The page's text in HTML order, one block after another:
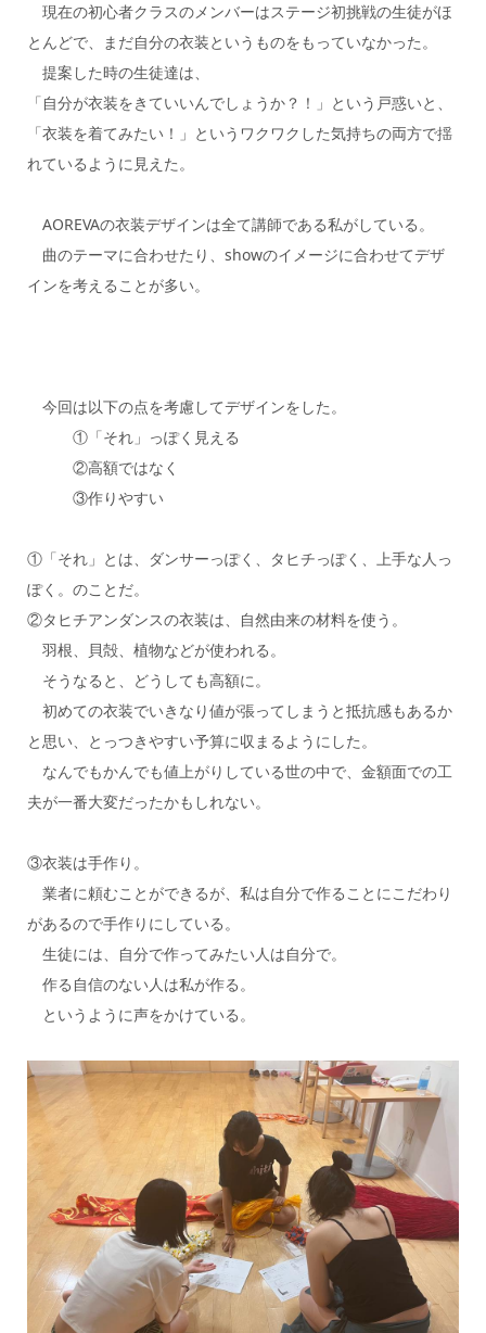
現在の初心者クラスのメンバーはステージ初挑戦の生徒がほ
とんどで、まだ自分の衣装というものをもっていなかった。
提案した時の生徒達は、
「自分が衣装をきていいんでしょうか？！」という戸惑いと、
「衣装を着てみたい！」というワクワクした気持ちの両方で揺
れているように見えた。
AOREVAの衣装デザインは全て講師である私がしている。
曲のテーマに合わせたり、showのイメージに合わせてデザ
インを考えることが多い。
今回は以下の点を考慮してデザインをした。
①「それ」っぽく見える
②高額ではなく
③作りやすい
①「それ」とは、ダンサーっぽく、タヒチっぽく、上手な人っ
ぽく。のことだ。
②タヒチアンダンスの衣装は、自然由来の材料を使う。
羽根、貝殻、植物などが使われる。
そうなると、どうしても高額に。
初めての衣装でいきなり値が張ってしまうと抵抗感もあるか
と思い、とっつきやすい予算に収まるようにした。
なんでもかんでも値上がりしている世の中で、金額面での工
夫が一番大変だったかもしれない。
③衣装は手作り。
業者に頼むことができるが、私は自分で作ることにこだわり
があるので手作りにしている。
生徒には、自分で作ってみたい人は自分で。
作る自信のない人は私が作る。
というように声をかけている。